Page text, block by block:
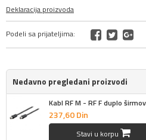
Deklaracija proizvoda
Podeli sa prijateljima:
Nedavno pregledani proizvodi
Kabl RF M - RF F duplo
237,60Din
Stavi u korpu